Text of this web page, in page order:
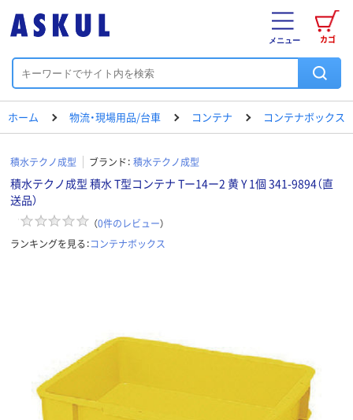
カゴ
メニュー
ホーム 物流・現場用品/台車 コンテナ コンテナボックス
積水テクノ成型 ブランド： 積水テクノ成型
積水テクノ成型 積水 T型コンテナ Tー14ー2 黄 Y 1個 341-9894（直
送品）
（0件のレビュー）
ランキングを見る：コンテナボックス